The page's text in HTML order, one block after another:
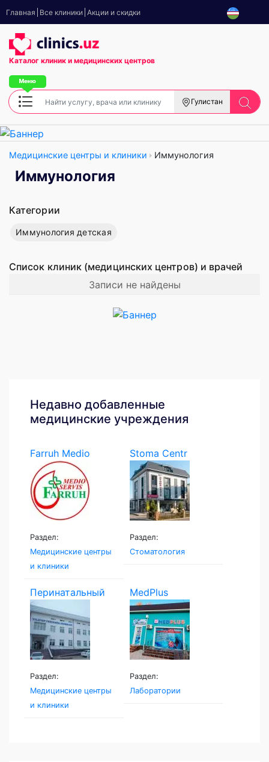
Главная Все клиники Акции и скидки
Каталог клиник и медицинских центров
Гулистан
Медицинские центры и клиники Иммунология
Иммунология
Категории
Иммунология детская
Список клиник (медицинских центров) и врачей
Записи не найдены
Недавно добавленные
медицинские учреждения
Farruh Medio
Servis
Раздел:
Медицинские центры
и клиники
Stoma Centr
Раздел:
Стоматология
Перинатальный
центр...
Раздел:
Медицинские центры
и клиники
MedPlus
Раздел:
Лаборатории